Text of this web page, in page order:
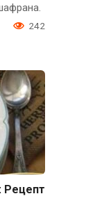
242
Рецепт